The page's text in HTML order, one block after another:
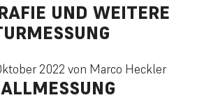
UND WEITERE
2022von Marco Heckler